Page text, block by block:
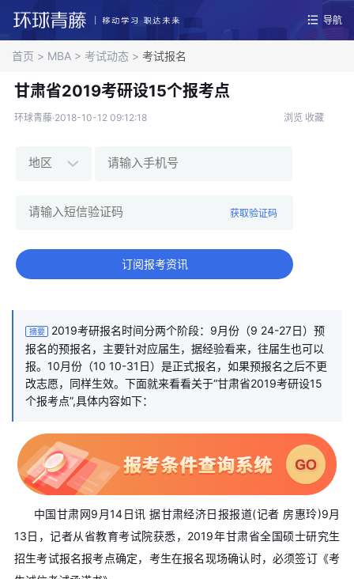
导航
首页 > MBA > 考试动态 > 考试报名
甘肃省2019考研设15个报考点
环球青藤·2018-10-12 09:12:18 浏览 收藏
获取验证码
订阅报考资讯
摘要
2019考研报名时间分两个阶段：9月份（9 24-27日）预
报名的预报名，主要针对应届生，据经验看来，往届生也可以
报。10月份（10 10-31日）是正式报名，如果预报名之后不更
改志愿，同样生效。下面就来看看关于“甘肃省2019考研设15
个报考点”,具体内容如下：
中国甘肃网9月14日讯 据甘肃经济日报报道(记者 房惠玲)9月
13日，记者从省教育考试院获悉，2019年甘肃省全国硕士研究生
招生考试报名报考点确定，考生在报名现场确认时，必须签订《考